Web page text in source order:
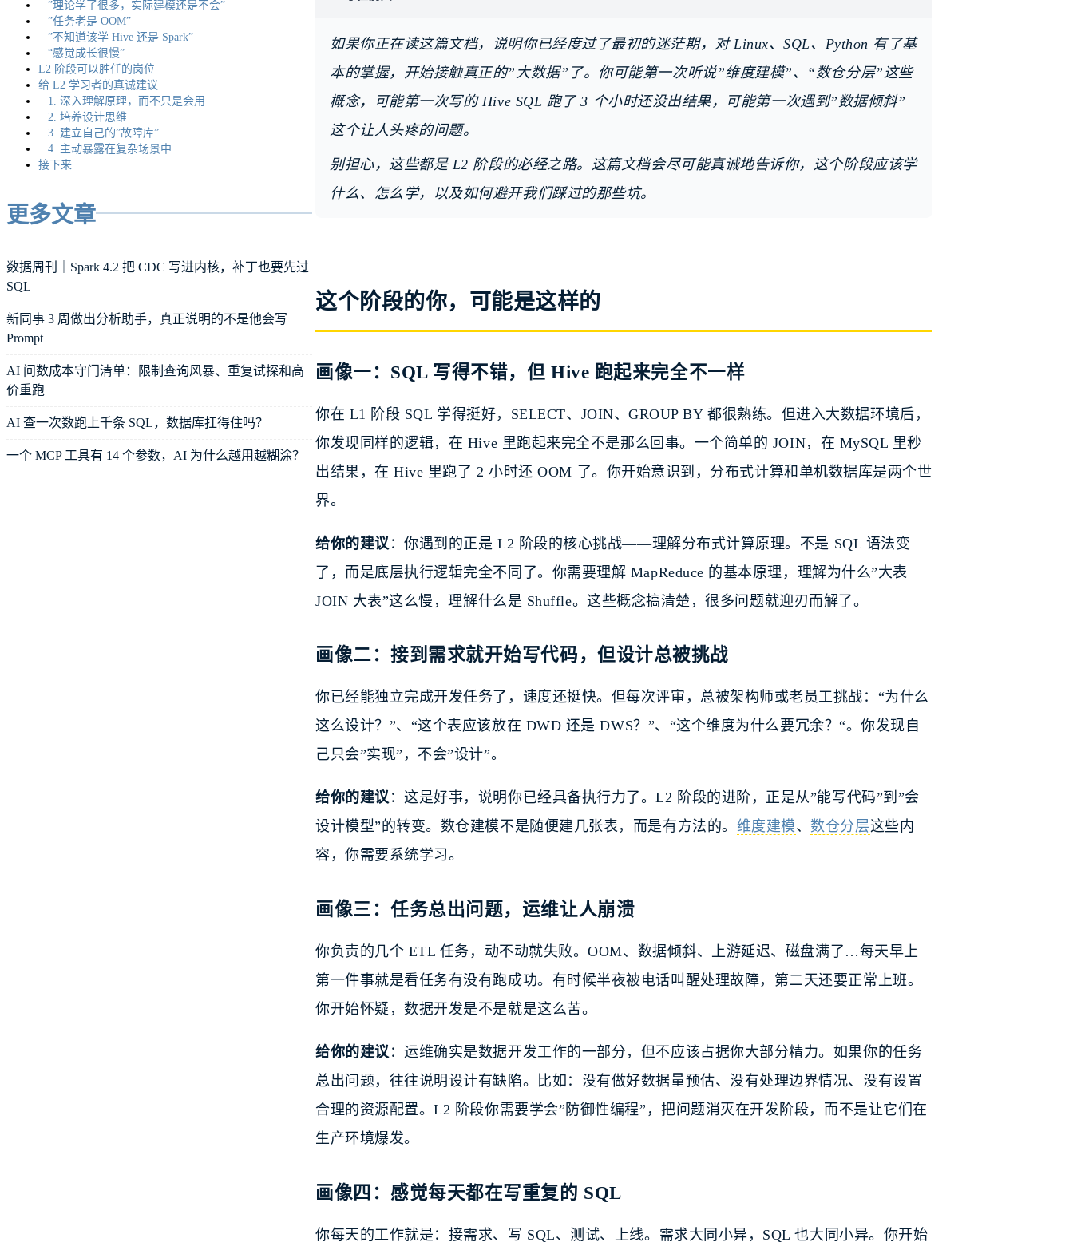
”理论学了很多，实际建模还是不会”
”任务老是 OOM”
”不知道该学 Hive 还是 Spark”
“感觉成长很慢”
L2 阶段可以胜任的岗位
给 L2 学习者的真诚建议
1. 深入理解原理，而不只是会用
2. 培养设计思维
3. 建立自己的”故障库”
4. 主动暴露在复杂场景中
接下来
更多文章
数据周刊｜Spark 4.2 把 CDC 写进内核，补丁也要先过
SQL
新同事 3 周做出分析助手，真正说明的不是他会写
Prompt
AI 问数成本守门清单：限制查询风暴、重复试探和高
价重跑
AI 查一次数跑上千条 SQL，数据库扛得住吗？
一个 MCP 工具有 14 个参数，AI 为什么越用越糊涂？
如果你正在读这篇文档，说明你已经度过了最初的迷茫期，对 Linux、SQL、Python 有了基
本的掌握，开始接触真正的”大数据”了。你可能第一次听说”维度建模”、“数仓分层”这些
概念，可能第一次写的 Hive SQL 跑了 3 个小时还没出结果，可能第一次遇到”数据倾斜”
这个让人头疼的问题。
别担心，这些都是 L2 阶段的必经之路。这篇文档会尽可能真诚地告诉你，这个阶段应该学
什么、怎么学，以及如何避开我们踩过的那些坑。
这个阶段的你，可能是这样的
画像一：SQL 写得不错，但 Hive 跑起来完全不一样
你在 L1 阶段 SQL 学得挺好，SELECT、JOIN、GROUP BY 都很熟练。但进入大数据环境后，
你发现同样的逻辑，在 Hive 里跑起来完全不是那么回事。一个简单的 JOIN，在 MySQL 里秒
出结果，在 Hive 里跑了 2 小时还 OOM 了。你开始意识到，分布式计算和单机数据库是两个世
界。
给你的建议 ：你遇到的正是 L2 阶段的核心挑战——理解分布式计算原理。不是 SQL 语法变
了，而是底层执行逻辑完全不同了。你需要理解 MapReduce 的基本原理，理解为什么”大表
JOIN 大表”这么慢，理解什么是 Shuffle。这些概念搞清楚，很多问题就迎刃而解了。
画像二：接到需求就开始写代码，但设计总被挑战
你已经能独立完成开发任务了，速度还挺快。但每次评审，总被架构师或老员工挑战：“为什么
这么设计？”、“这个表应该放在 DWD 还是 DWS？”、“这个维度为什么要冗余？“。你发现自
己只会”实现”，不会”设计”。
给你的建议 ：这是好事，说明你已经具备执行力了。L2 阶段的进阶，正是从”能写代码”到”会
设计模型”的转变。数仓建模不是随便建几张表，而是有方法的。 维度建模、 数仓分层这些内
容，你需要系统学习。
画像三：任务总出问题，运维让人崩溃
你负责的几个 ETL 任务，动不动就失败。OOM、数据倾斜、上游延迟、磁盘满了…每天早上
第一件事就是看任务有没有跑成功。有时候半夜被电话叫醒处理故障，第二天还要正常上班。
你开始怀疑，数据开发是不是就是这么苦。
给你的建议 ：运维确实是数据开发工作的一部分，但不应该占据你大部分精力。如果你的任务
总出问题，往往说明设计有缺陷。比如：没有做好数据量预估、没有处理边界情况、没有设置
合理的资源配置。L2 阶段你需要学会”防御性编程”，把问题消灭在开发阶段，而不是让它们在
生产环境爆发。
画像四：感觉每天都在写重复的 SQL
你每天的工作就是：接需求、写 SQL、测试、上线。需求大同小异，SQL 也大同小异。你开始